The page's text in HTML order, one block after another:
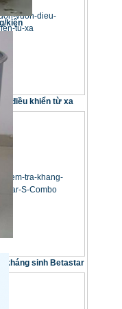
kiện
điều khiển từ xa
kháng sinh Betastar
S Combo